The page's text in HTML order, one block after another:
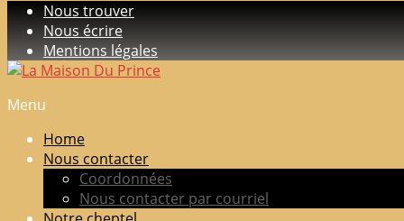
Nous trouver
Nous écrire
Mentions légales
La
Maison
Du
Prince
Elevage
Menu
Home
Nous contacter
Coordonnées
Nous contacter par courriel